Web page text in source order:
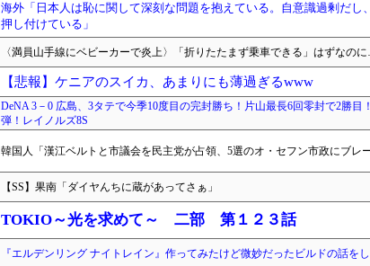
海外「日本人は恥に関して深刻な問題を抱えている。自意識過剰だし
押し付けている」
〈満員山手線にベビーカーで炎上〉「折りたたまず乗車できる」はずなの
【悲報】ケニアのスイカ、あまりにも薄過ぎるwww
DeNA 3－0 広島、3タテで今季10度目の完封勝ち！片山最長6回零封で2勝目
弾！レイノルズ8S
韓国人「漢江ベルトと市議会を民主党が占領、5選のオ・セフン市政にブレ
【SS】果南「ダイヤんちに蔵があってさぁ」
TOKIO～光を求めて～ 二部 第１２３話
『エルデンリング ナイトレイン』作ってみたけど微妙だったビルドの話をし